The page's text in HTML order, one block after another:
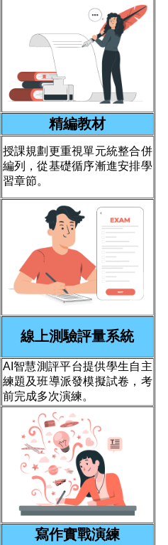
精編教材
授課規劃更重視單元統整合併
編列，從基礎循序漸進安排學
習章節。
線上測驗評量系統
AI智慧測評平台提供學生自主
練題及班導派發模擬試卷，考
前完成多次演練。
寫作實戰演練